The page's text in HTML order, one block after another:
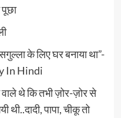
के लिए घर बनाया था”-
In Hindi
थे कि तभी ज़ोर-ज़ोर से
पापा, चीकू तो